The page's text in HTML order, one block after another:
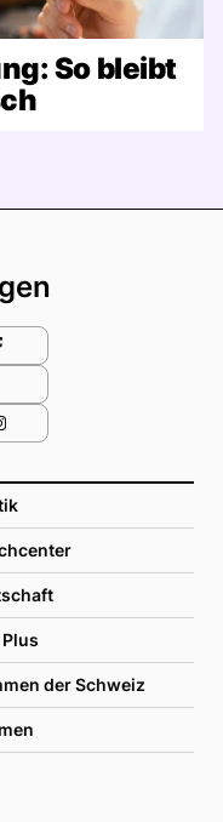
So bleibt
Plus
der Schweiz